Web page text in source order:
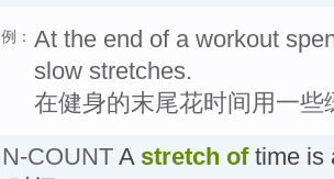
例： At the end of a workout
slow stretches.
在健身的末尾花时间用一
N-COUNT A stretch oftime is